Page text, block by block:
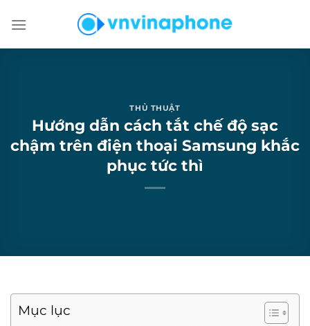
đến
THỦ THUẬT
Hướng dẫn cách tắt chế độ sạc
chậm trên điện thoại Samsung khắc
phục tức thì
Mục lục